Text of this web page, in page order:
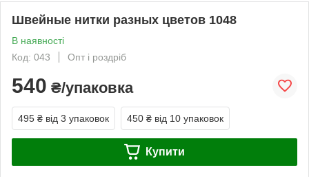
Швейные нитки разных цветов 1048
В наявності
Код: 043
Опт і роздріб
540 ₴/упаковка
495 ₴ від 3 упаковок 450 ₴ від 10 упаковок
Купити